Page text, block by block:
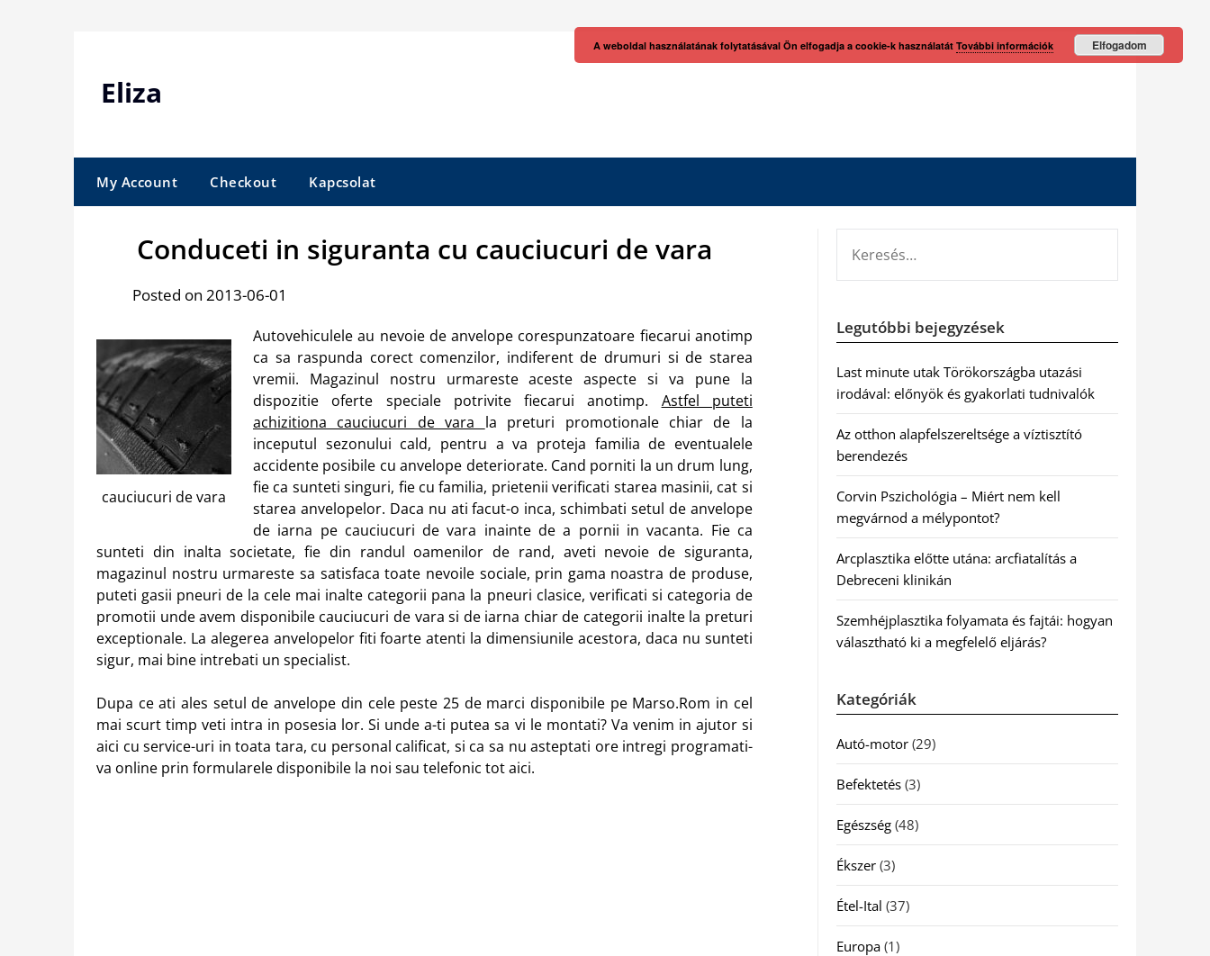
Eliza
My Account Checkout Kapcsolat
Conduceti in siguranta cu cauciucuri de vara
Posted on 2013-06-01
cauciucuri de vara
Autovehiculele au nevoie de anvelope corespunzatoare fiecarui anotimp
ca sa raspunda corect comenzilor, indiferent de drumuri si de starea
vremii. Magazinul nostru urmareste aceste aspecte si va pune la
dispozitie oferte speciale potrivite fiecarui anotimp. Astfel puteti
achizitiona cauciucuri de vara la preturi promotionale chiar de la
inceputul sezonului cald, pentru a va proteja familia de eventualele
accidente posibile cu anvelope deteriorate. Cand porniti la un drum lung,
fie ca sunteti singuri, fie cu familia, prietenii verificati starea masinii, cat si
starea anvelopelor. Daca nu ati facut-o inca, schimbati setul de anvelope
de iarna pe cauciucuri de vara inainte de a pornii in vacanta. Fie ca
sunteti din inalta societate, fie din randul oamenilor de rand, aveti nevoie de siguranta,
magazinul nostru urmareste sa satisfaca toate nevoile sociale, prin gama noastra de produse,
puteti gasii pneuri de la cele mai inalte categorii pana la pneuri clasice, verificati si categoria de
promotii unde avem disponibile cauciucuri de vara si de iarna chiar de categorii inalte la preturi
exceptionale. La alegerea anvelopelor fiti foarte atenti la dimensiunile acestora, daca nu sunteti
sigur, mai bine intrebati un specialist.
Dupa ce ati ales setul de anvelope din cele peste 25 de marci disponibile pe Marso.Rom in cel
mai scurt timp veti intra in posesia lor. Si unde a-ti putea sa vi le montati? Va venim in ajutor si
aici cu service-uri in toata tara, cu personal calificat, si ca sa nu asteptati ore intregi programati-
va online prin formularele disponibile la noi sau telefonic tot aici.
Legutóbbi bejegyzések
Last minute utak Törökországba utazási
irodával: előnyök és gyakorlati tudnivalók
Az otthon alapfelszereltsége a víztisztító
berendezés
Corvin Pszichológia – Miért nem kell
megvárnod a mélypontot?
Arcplasztika előtte utána: arcfiatalítás a
Debreceni klinikán
Szemhéjplasztika folyamata és fajtái: hogyan
választható ki a megfelelő eljárás?
Kategóriák
Autó-motor(29)
Befektetés(3)
Egészség(48)
Ékszer(3)
Étel-Ital (37)
Europa(1)
A weboldal használatának folytatásával Ön elfogadja a cookie-k használatát További információk Elfogadom